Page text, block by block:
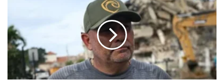
a
la
esposa
e
del